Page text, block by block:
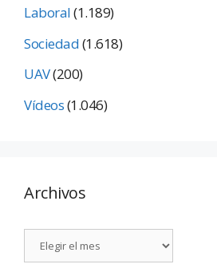
Laboral(1.189)
Sociedad(1.618)
UAV(200)
Vídeos(1.046)
Archivos